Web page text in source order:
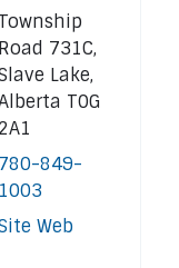
Township
Road 731C,
Lake,
T0G
2A1
780-849-
1003
Web